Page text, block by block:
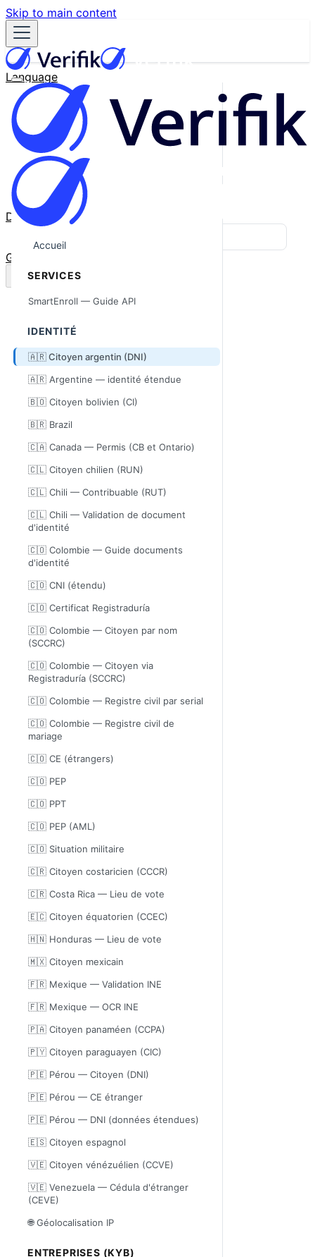
Skip to main content
Language
English
Español
Français
Português
한국어
日本語
中文
Docs
GitHub
Accueil
SERVICES
SmartEnroll — Guide API
IDENTITÉ
🇦🇷 Citoyen argentin (DNI)
🇦🇷 Argentine — identité étendue
🇧🇴 Citoyen bolivien (CI)
🇧🇷 Brazil
🇨🇦 Canada — Permis (CB et Ontario)
🇨🇱 Citoyen chilien (RUN)
🇨🇱 Chili — Contribuable (RUT)
🇨🇱 Chili — Validation de document
d'identité
🇨🇴 Colombie — Guide documents
d'identité
🇨🇴 CNI (étendu)
🇨🇴 Certificat Registraduría
🇨🇴 Colombie — Citoyen par nom
(SCCRC)
🇨🇴 Colombie — Citoyen via
Registraduría (SCCRC)
🇨🇴 Colombie — Registre civil par serial
🇨🇴 Colombie — Registre civil de
mariage
🇨🇴 CE (étrangers)
🇨🇴 PEP
🇨🇴 PPT
🇨🇴 PEP (AML)
🇨🇴 Situation militaire
🇨🇷 Citoyen costaricien (CCCR)
🇨🇷 Costa Rica — Lieu de vote
🇪🇨 Citoyen équatorien (CCEC)
🇭🇳 Honduras — Lieu de vote
🇲🇽 Citoyen mexicain
🇫🇷 Mexique — Validation INE
🇫🇷 Mexique — OCR INE
🇵🇦 Citoyen panaméen (CCPA)
🇵🇾 Citoyen paraguayen (CIC)
🇵🇪 Pérou — Citoyen (DNI)
🇵🇪 Pérou — CE étranger
🇵🇪 Pérou — DNI (données étendues)
🇪🇸 Citoyen espagnol
🇻🇪 Citoyen vénézuélien (CCVE)
🇻🇪 Venezuela — Cédula d'étranger
(CEVE)
🌐 Géolocalisation IP
ENTREPRISES (KYB)